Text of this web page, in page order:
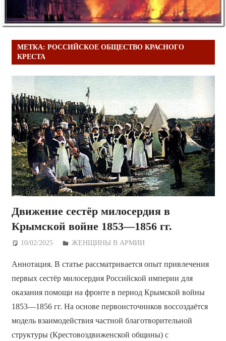
МЕТКА: РОССИЙСКОЕ ОБЩЕСТВО КРАСНОГО
КРЕСТА
Движение сестёр милосердия в
Крымской войне 1853—1856 гг.
10/02/2025 Дежурный по Редакции
ЖЕНЩИНЫ В АРМИИ
Аннотация. В статье рассматривается опыт привлечения
первых сестёр милосердия Российской империи для
оказания помощи на фронте в период Крымской войны
1853—1856 гг. На основе первоисточников воссоздаётся
модель взаимодействия частной благотворительной
структуры (Крестовоздвиженской общины) с